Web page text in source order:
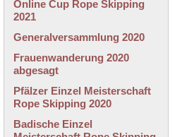
Online Cup Rope Skipping
2021
Generalversammlung 2020
Frauenwanderung 2020
abgesagt
Pfälzer Einzel Meisterschaft
Rope Skipping 2020
Badische Einzel